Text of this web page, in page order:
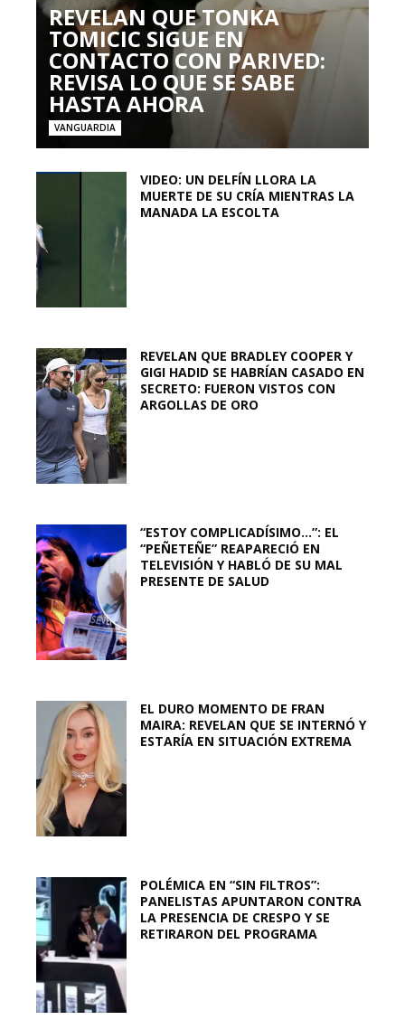
REVELAN QUE TONKA
TOMICIC SIGUE EN
CONTACTO CON PARIVED:
REVISA LO QUE SE SABE
HASTA AHORA
VANGUARDIA
VIDEO: UN DELFÍN LLORA LA
MUERTE DE SU CRÍA MIENTRAS LA
MANADA LA ESCOLTA
REVELAN QUE BRADLEY COOPER Y
GIGI HADID SE HABRÍAN CASADO EN
SECRETO: FUERON VISTOS CON
ARGOLLAS DE ORO
“ESTOY COMPLICADÍSIMO…”: EL
“PEÑETEÑE” REAPARECIÓ EN
TELEVISIÓN Y HABLÓ DE SU MAL
PRESENTE DE SALUD
EL DURO MOMENTO DE FRAN
MAIRA: REVELAN QUE SE INTERNÓ Y
ESTARÍA EN SITUACIÓN EXTREMA
POLÉMICA EN “SIN FILTROS”:
PANELISTAS APUNTARON CONTRA
LA PRESENCIA DE CRESPO Y SE
RETIRARON DEL PROGRAMA